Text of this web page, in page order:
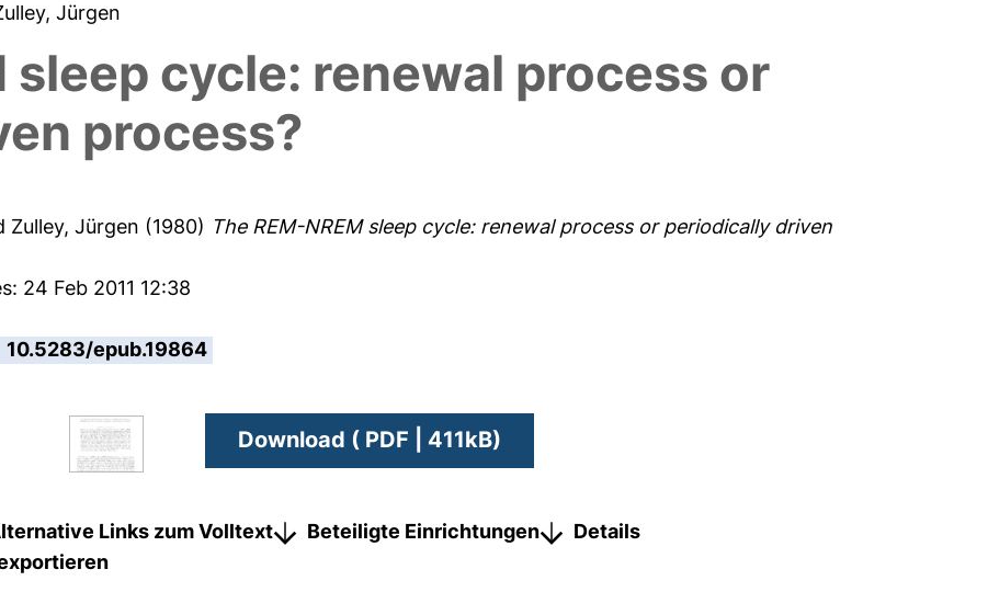
Jürgen
sleep cycle: renewal process or
process?
Zulley, Jürgen (1980) The REM-NREM sleep cycle: renewal process or periodically driven
24 Feb 2011 12:38
10.5283/epub.19864
Download ( PDF | 411kB)
Links zum Volltext Beteiligte Einrichtungen
Details